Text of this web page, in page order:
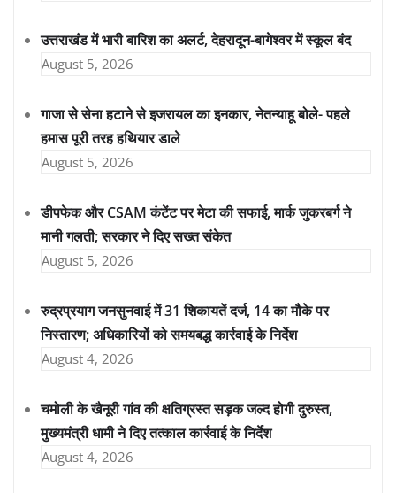
उत्तराखंड में भारी बारिश का अलर्ट, देहरादून-बागेश्वर में स्कूल बंद
August 5, 2026
गाजा से सेना हटाने से इजरायल का इनकार, नेतन्याहू बोले- पहले
हमास पूरी तरह हथियार डाले
August 5, 2026
डीपफेक और CSAM कंटेंट पर मेटा की सफाई, मार्क जुकरबर्ग ने
मानी गलती; सरकार ने दिए सख्त संकेत
August 5, 2026
रुद्रप्रयाग जनसुनवाई में 31 शिकायतें दर्ज, 14 का मौके पर
निस्तारण; अधिकारियों को समयबद्ध कार्रवाई के निर्देश
August 4, 2026
चमोली के खैनूरी गांव की क्षतिग्रस्त सड़क जल्द होगी दुरुस्त,
मुख्यमंत्री धामी ने दिए तत्काल कार्रवाई के निर्देश
August 4, 2026